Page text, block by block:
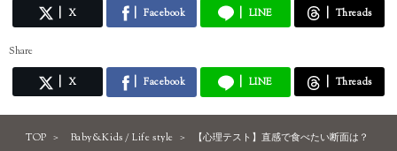
X Facebook LINE Threads
Share
X Facebook LINE Threads
TOP Baby&Kids / Life style
【心理テスト】直感で食べたい断面は？